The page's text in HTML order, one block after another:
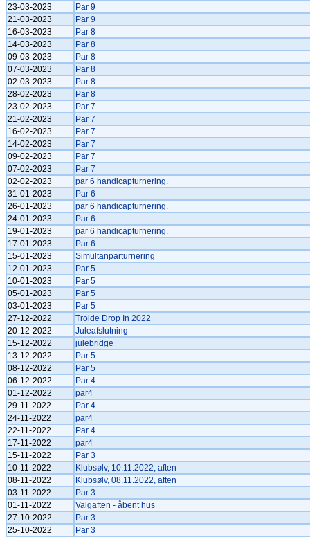
23-03-2023
Par 9
21-03-2023
Par 9
16-03-2023
Par 8
14-03-2023
Par 8
09-03-2023
Par 8
07-03-2023
Par 8
02-03-2023
Par 8
28-02-2023
Par 8
23-02-2023
Par 7
21-02-2023
Par 7
16-02-2023
Par 7
14-02-2023
Par 7
09-02-2023
Par 7
07-02-2023
Par 7
02-02-2023
par 6 handicapturnering.
31-01-2023
Par 6
26-01-2023
par 6 handicapturnering.
24-01-2023
Par 6
19-01-2023
par 6 handicapturnering.
17-01-2023
Par 6
15-01-2023
Simultanparturnering
12-01-2023
Par 5
10-01-2023
Par 5
05-01-2023
Par 5
03-01-2023
Par 5
27-12-2022
Trolde Drop In 2022
20-12-2022
Juleafslutning
15-12-2022
julebridge
13-12-2022
Par 5
08-12-2022
Par 5
06-12-2022
Par 4
01-12-2022
par4
29-11-2022
Par 4
24-11-2022
par4
22-11-2022
Par 4
17-11-2022
par4
15-11-2022
Par 3
10-11-2022
Klubsølv, 10.11.2022, aften
08-11-2022
Klubsølv, 08.11.2022, aften
03-11-2022
Par 3
01-11-2022
Valgaften - åbent hus
27-10-2022
Par 3
25-10-2022
Par 3